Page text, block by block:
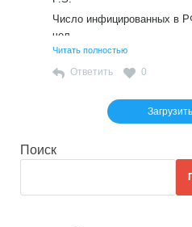
Число инфицированных в
чел.
Число инфицированных в
Читать полностью
Ответить 0
Поиск